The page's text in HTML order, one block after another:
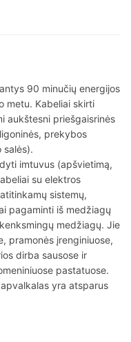
90 minučių energijos
metu. Kabeliai skirti
aukštesni priešgaisrinės
prekybos
salės).
imtuvus (apšvietimą,
su elektros
sistemų,
pagaminti iš medžiagų
medžiagų. Jie
pramonės įrenginiuose,
dirba sausose ir
pastatuose.
yra atsparus